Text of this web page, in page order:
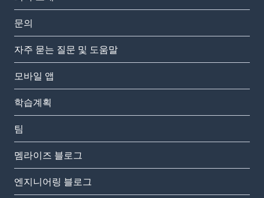
문의
자주 묻는 질문 및 도움말
모바일 앱
학습계획
팀
멤라이즈 블로그
엔지니어링 블로그